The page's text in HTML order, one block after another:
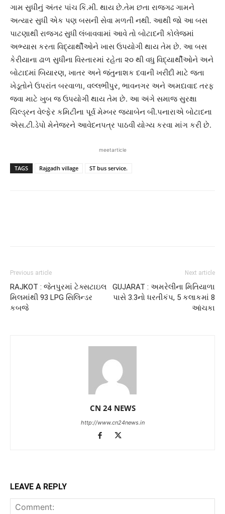
ગામ સુધીનું અંતર પાંચ કિ.મી. થાય છે.તેમ છતા રાજગઢ ગામને
અત્યાર સુધી એક પણ બસની સેવા મળતી નથી. આથી જો આ બસ
પાટણાથી રાજગઢ સુધી લંબાવવામાં આવે તો બોટાદની કોલેજમાં
અભ્યાસ કરતા વિદ્યાર્થીઓને ખાસ ઉપયોગી થાય તેમ છે. આ બસ
કેરીયાના ઢાળ સુધીના વિસ્તારમાં રહેતા ૨૦ થી વધુ વિદ્યાર્થીઓને અને
બોટાદમાં બિયારણ, ખાતર અને જંતુનાશક દવાની ખરીદી માટે જતા
ખેડૂતોને ઉપરાંત બરવાળા, વલ્લભીપુર, ભાવનગર અને અમદાવાદ તરફ
જવા માટે ખુબ જ ઉપયોગી થાય તેમ છે. આ અંગે સમાજ સુરક્ષા
ચિલ્ડ્રન વેલ્ફેર કમિટીના પૂર્વ મેમ્બર જયાબેન બી.પનારાએ બોટાદના
એસ.ટી.ડેપો મેનેજરને આવેદનપત્ર પાઠવી યોગ્ય કરવા માંગ કરી છે.
meetarticle
TAGS Rajgadh village ST bus service.
Previous article
RAJKOT : જેતપુરમાં ટેક્સટાઇલ
મિલમાંથી 93 LPG સિલિન્ડર
કબજે
Next article
GUJARAT : અમરેલીના મિતિયાળા
પાસે 3.3નો ધરતીકંપ, 5 કલાકમાં 8
આંચકા
CN 24 NEWS
http://www.cn24news.in
LEAVE A REPLY